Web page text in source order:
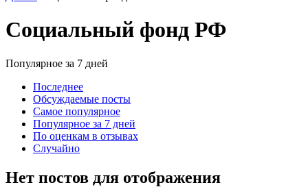
Социальный фонд РФ
Популярное за 7 дней
Последнее
Обсуждаемые посты
Самое популярное
Популярное за 7 дней
По оценкам в отзывах
Случайно
Нет постов для отображения